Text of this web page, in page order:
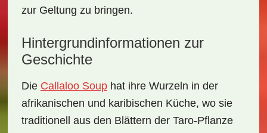
zur Geltung zu bringen.
Hintergrundinformationen zur
Geschichte
Die Callaloo Souphat ihre Wurzeln in der
afrikanischen und karibischen Küche, wo sie
traditionell aus den Blättern der Taro-Pflanze